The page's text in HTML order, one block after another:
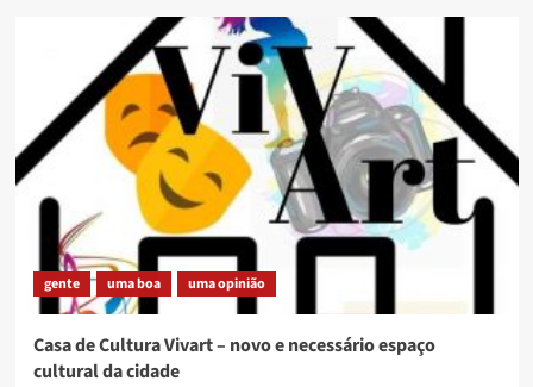
Imbariê
nos
Trilhos
recebe
Circuito
Baixada
Filma
gente uma boa uma opinião
Casa de Cultura Vivart – novo e necessário espaço
cultural da cidade